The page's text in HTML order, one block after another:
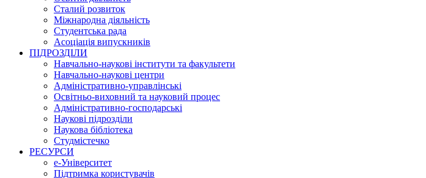
Сталий розвиток
Міжнародна діяльність
Студентська рада
Асоціація випускників
ПІДРОЗДІЛИ
Навчально-наукові інститути та факультети
Навчально-наукові центри
Адміністративно-управлінські
Освітньо-виховний та науковий процес
Адміністративно-господарські
Наукові підрозділи
Наукова бібліотека
Студмістечко
РЕСУРСИ
е-Університет
Підтримка користувачів